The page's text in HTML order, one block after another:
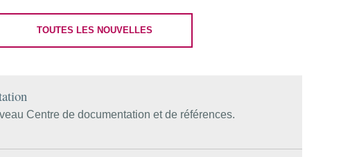
TOUTES LES NOUVELLES
Centre de documentation et de références.